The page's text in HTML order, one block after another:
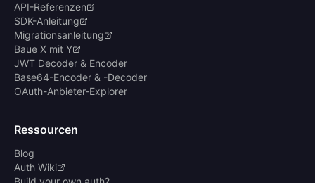
API-Referenzen
SDK-Anleitung
Migrationsanleitung
Baue X mit Y
JWT Decoder & Encoder
Base64-Encoder & -Decoder
OAuth-Anbieter-Explorer
Ressourcen
Blog
Auth Wiki